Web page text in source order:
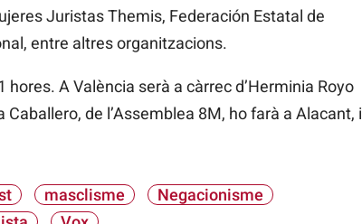
Juristas Themis, Federación Estatal de
entre altres organitzacions.
A València serà a càrrec d’Herminia Royo
de l’Assemblea 8M, ho farà a Alacant, i
masclisme
Negacionisme